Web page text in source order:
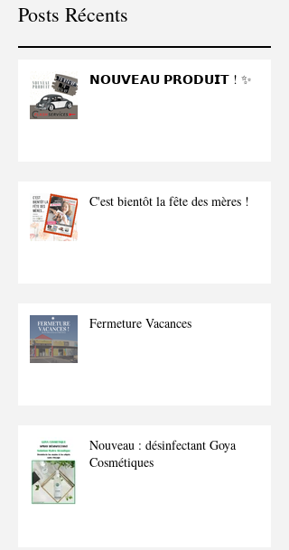
Posts Récents
𝗡𝗢𝗨𝗩𝗘𝗔𝗨 𝗣𝗥𝗢𝗗𝗨𝗜𝗧 ! ✨
C'est bientôt la fête des mères !
Fermeture Vacances
Nouveau : désinfectant Goya
Cosmétiques